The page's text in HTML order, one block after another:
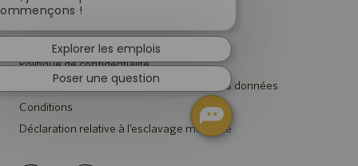
Catalent.com
Retour sur Catalent.com
Politique de confidentialité
Déclaration du cadre de confidentialité des données
Conditions
Déclaration relative à l’esclavage moderne
!
notification
du
chatbot
Explorer les emplois
Poser une question